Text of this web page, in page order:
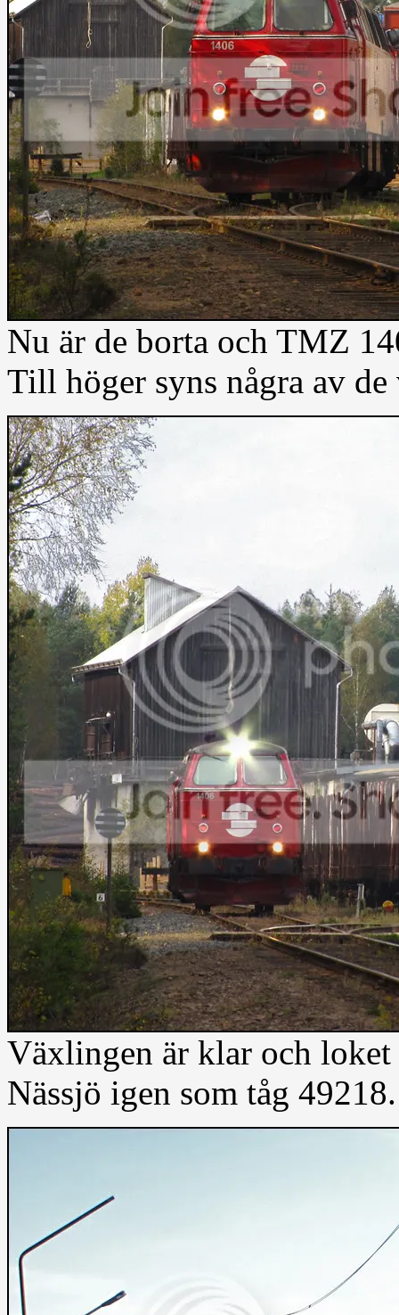
Nu är de borta och TMZ
Till höger syns några av
Växlingen är klar och loket
Nässjö igen som tåg 49218.